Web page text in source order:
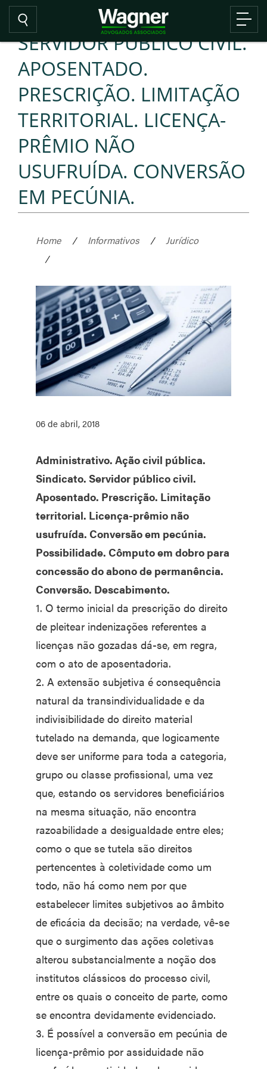
SERVIDOR PÚBLICO CIVIL.
APOSENTADO.
PRESCRIÇÃO. LIMITAÇÃO
TERRITORIAL. LICENÇA-
PRÊMIO NÃO
USUFRUÍDA. CONVERSÃO
EM PECÚNIA.
Home / Informativos /
Jurídico
/
06 de abril, 2018
Administrativo. Ação civil pública.
Sindicato. Servidor público civil.
Aposentado. Prescrição. Limitação
territorial. Licença-prêmio não
usufruída. Conversão em pecúnia.
Possibilidade. Cômputo em dobro para
concessão do abono de permanência.
Conversão. Descabimento.
1. O termo inicial da prescrição do direito
de pleitear indenizações referentes a
licenças não gozadas dá-se, em regra,
com o ato de aposentadoria.
2. A extensão subjetiva é consequência
natural da transindividualidade e da
indivisibilidade do direito material
tutelado na demanda, que logicamente
deve ser uniforme para toda a categoria,
grupo ou classe profissional, uma vez
que, estando os servidores beneficiários
na mesma situação, não encontra
razoabilidade a desigualdade entre eles;
como o que se tutela são direitos
pertencentes à coletividade como um
todo, não há como nem por que
estabelecer limites subjetivos ao âmbito
de eficácia da decisão; na verdade, vê-se
que o surgimento das ações coletivas
alterou substancialmente a noção dos
institutos clássicos do processo civil,
entre os quais o conceito de parte, como
se encontra devidamente evidenciado.
3. É possível a conversão em pecúnia de
licença-prêmio por assiduidade não